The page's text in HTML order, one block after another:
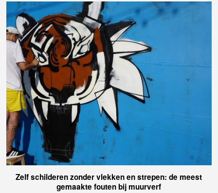
Zelf schilderen zonder vlekken en strepen: de meest
gemaakte fouten bij muurverf